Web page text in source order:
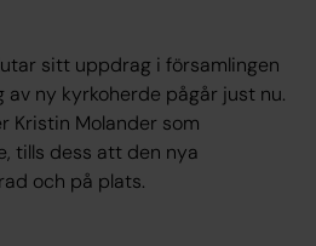
sitt uppdrag i församlingen
av ny kyrkoherde pågår just nu.
Kristin Molander som
tills dess att den nya
och på plats.